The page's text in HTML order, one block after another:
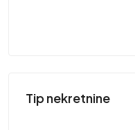
Tip nekretnine